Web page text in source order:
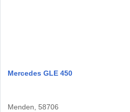
Mercedes GLE 450
Menden, 58706